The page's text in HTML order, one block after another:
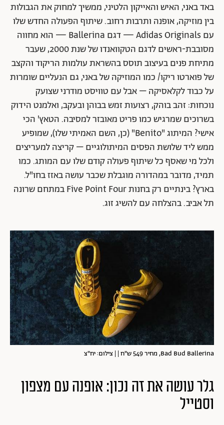
באד באני, האיש והאייקון הלטיני, ממשיך למחוק את הגבולות
בין מוזיקה, אופנה ותרבות רחוב. שיתוף הפעולה החדש שלו
עם Adidas Originals — דגם Ballerina — הוא מחווה
מסובבת-ראשים לדגם הטקוואנדו של שנת 2000, שעבר
מתיחת פנים בעיצוב תוסס בהשראת עולמות הריקוד והקצב
של פוארטו ריקו/ כמו המוזיקה של באני, גם הנעליים שומרות
על כבוד לקלאסיקה – אבל עם טוויסט מודרני שצועק
נוכחות: זהב בוהק, רצועות זמש בבוהן ובעקב, ואלמנט הידוק
בשרוכים שמרגיש כמו פריט מאובזר למסיבה. הטאץ' הכי
אישי? המיתוג "Benito" (כן, השם האמיתי שלו), שמופיע
ממש ליד שלושת הפסים המיתולוגיים – קריצה למעריצים
ולכל מי שאסף כל שיתוף פעולה קודם שלו עם המותג. כמו
תמיד, מדובר במהדורה מוגבלת שכבר עושה באזז בחו"ל.
בארץ? בינתיים רק בחנות Five Point Four במתחם שרונה
תל אביב. בהצלחה עם להשיג זוג.
Bad Bud Ballerina, מחיר 549 ש"ח | | צילום: יח"צ
גלר עושה את זה נכון: אופנה עם מצפון
וסטייל